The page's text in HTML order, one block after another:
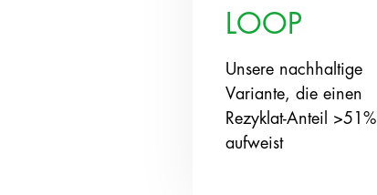
LOOP
Unsere nachhaltige
Variante, die einen
Rezyklat-Anteil >51%
aufweist